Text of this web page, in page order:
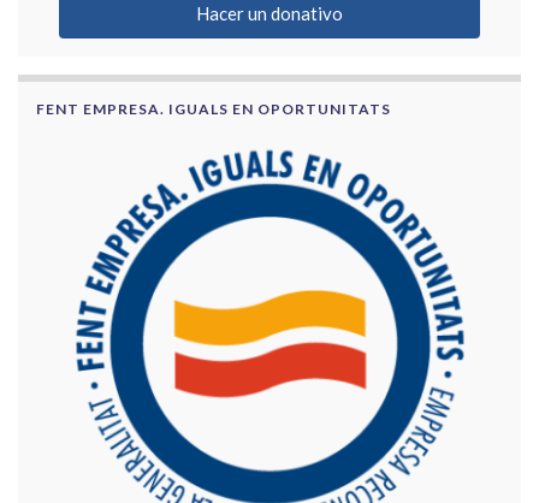
Hacer un donativo
FENT EMPRESA. IGUALS EN OPORTUNITATS